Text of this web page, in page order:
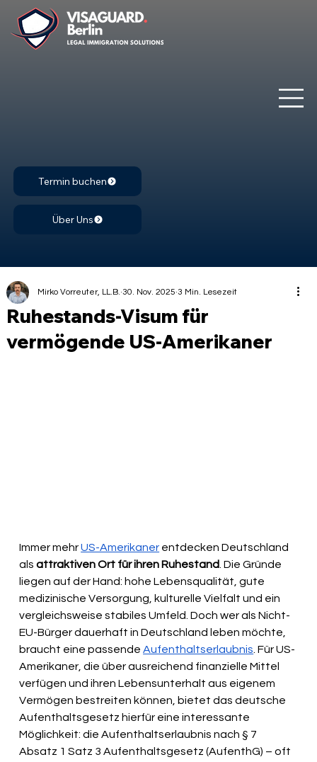
Termin buchen
Über Uns
Ruhestands-Visum für
vermögende US-Amerikaner
Mirko Vorreuter, LL.B. 30. Nov. 2025 3 Min. Lesezeit
Immer mehr US-Amerikaner entdecken Deutschland
als attraktiven Ort für ihren Ruhestand . Die Gründe
liegen auf der Hand: hohe Lebensqualität, gute
medizinische Versorgung, kulturelle Vielfalt und ein
vergleichsweise stabiles Umfeld. Doch wer als Nicht-
EU-Bürger dauerhaft in Deutschland leben möchte,
braucht eine passende Aufenthaltserlaubnis . Für US-
Amerikaner, die über ausreichend finanzielle Mittel
verfügen und ihren Lebensunterhalt aus eigenem
Vermögen bestreiten können, bietet das deutsche
Aufenthaltsgesetz hierfür eine interessante
Möglichkeit: die Aufenthaltserlaubnis nach § 7
Absatz 1 Satz 3 Aufenthaltsgesetz (AufenthG) – oft